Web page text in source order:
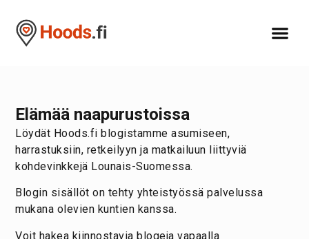
Elämää naapurustoissa
Löydät Hoods.fi blogistamme asumiseen,
harrastuksiin, retkeilyyn ja matkailuun liittyviä
kohdevinkkejä Lounais-Suomessa.
Blogin sisällöt on tehty yhteistyössä palvelussa
mukana olevien kuntien kanssa.
Voit hakea kiinnostavia blogeja vapaalla